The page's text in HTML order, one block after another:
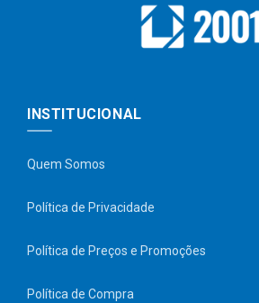
INSTITUCIONAL
Quem Somos
Política de Privacidade
Política de Preços e Promoções
Política de Compra